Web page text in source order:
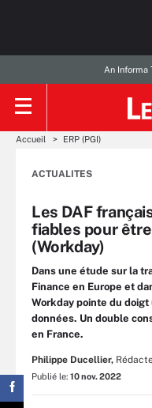
An Informa
Accueil ERP (PGI)
ACTUALITES
Les DAF
fiables pour
(Workday)
Dans une étude sur la
Finance en Europe et
Workday pointe du
données. Un double
en France.
Philippe Ducellier,
Publié le: 10 nov. 2022